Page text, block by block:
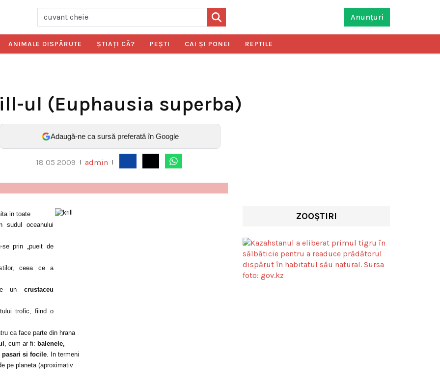
Anunțuri
ANIMALE DISPĂRUTE ŞTIAŢI CĂ? PEŞTI CAI ŞI PONEI REPTILE
ul (Euphausia superba)
Adaugă-ne ca sursă preferată în Google
18 05 2009 admin
in toate
oceanului
se prin „pueit de
ceea ce a
un crustaceu
trofic, fiind o
ca face parte din hrana
, cum ar fi: balenele,
pasari si focile. In termeni
pe planeta (aproximativ
ZOOȘTIRI